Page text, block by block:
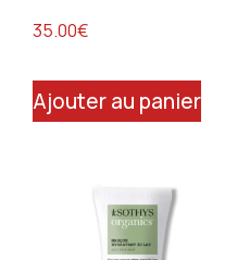
35.00€
Ajouter au panier